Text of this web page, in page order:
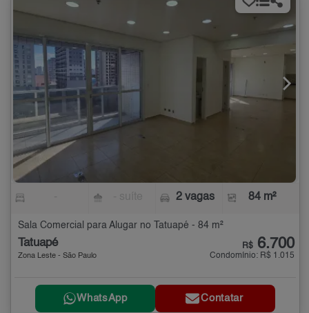
2 vagas 84 m²
Sala Comercial para Alugar no Tatuapé - 84 m²
Tatuapé
Zona Leste - São Paulo
R$ 6.700
Condomínio: R$ 1.015
WhatsApp Contatar